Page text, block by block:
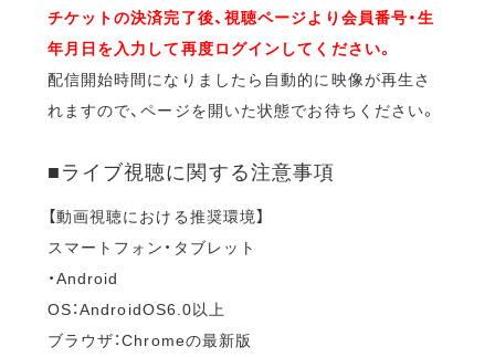
チケットの決済完了後、視聴ページより会員番号・生
年月日を入力して再度ログインしてください。
配信開始時間になりましたら自動的に映像が再生さ
れますので、ページを開いた状態でお待ちください。
■ライブ視聴に関する注意事項
【動画視聴における推奨環境】
スマートフォン・タブレット
・Android
OS：AndroidOS6.0以上
ブラウザ：Chromeの最新版